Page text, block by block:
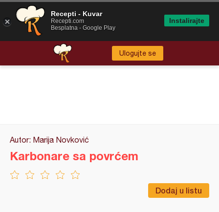
Ulogujte se
Autor: Marija Novković
Dodaj u listu
Karbonare sa povrćem
Recepti - Kuvar
Recepti.com
Besplatna - Google Play
Instalirajte